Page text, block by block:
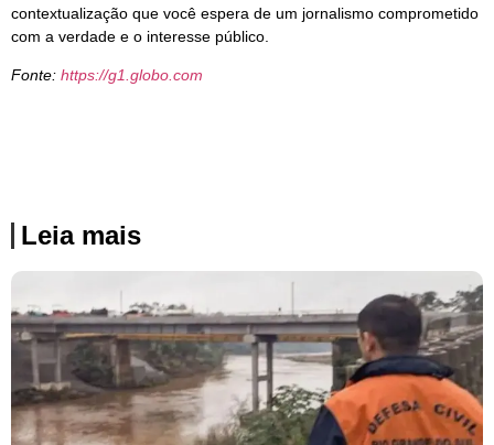
contextualização que você espera de um jornalismo comprometido
com a verdade e o interesse público.
Fonte: https://g1.globo.com
Leia mais